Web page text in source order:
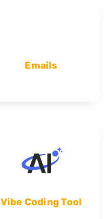
Emails
Vibe Coding Tool